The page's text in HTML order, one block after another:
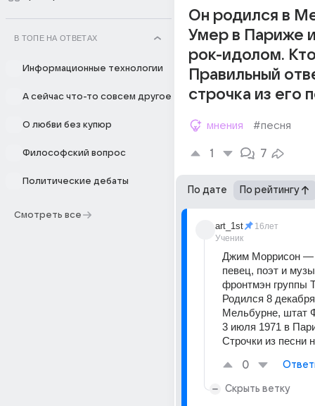
В ТОПЕ НА ОТВЕТАХ
Информационные технологии
А сейчас что-то совсем другое
О любви без купюр
Философский вопрос
Политические дебаты
Смотреть все
Он родился в
Умер в Париже
рок-идолом.
Правильный
строчка из его
мнения #песня
1 7
По дате По рейтингу
art_1st
Ученик
16лет
Джим Моррисон —
певец, поэт и
фронтмэн группы
Родился 8
Мельбурне, штат
3 июля 1971 в
Строчки из песни
0
Скрыть ветку